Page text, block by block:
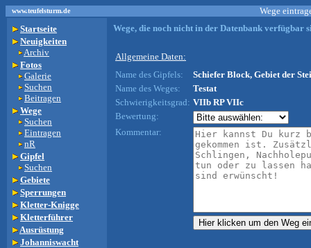
www.teufelsturm.de
Wege
Startseite
Neuigkeiten
Archiv
Fotos
Galerie
Suchen
Beitragen
Wege
Suchen
Eintragen
nR
Gipfel
Suchen
Gebiete
Sperrungen
Kletter-Knigge
Kletterführer
Ausrüstung
Johanniswacht
Wege, die noch nicht in der Datenbank verfügbar
Allgemeine Daten:
Name des Gipfels:
Schiefer Block, Gebiet der
Name des Weges:
Testat
Schwierigkeitsgrad: VIIb RP VIIc
Bewertung:
Kommentar: